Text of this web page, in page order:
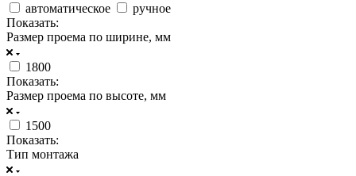
автоматическое
ручное
Показать:
Размер проема по ширине, мм
1800
Показать:
Размер проема по высоте, мм
1500
Показать:
Тип монтажа